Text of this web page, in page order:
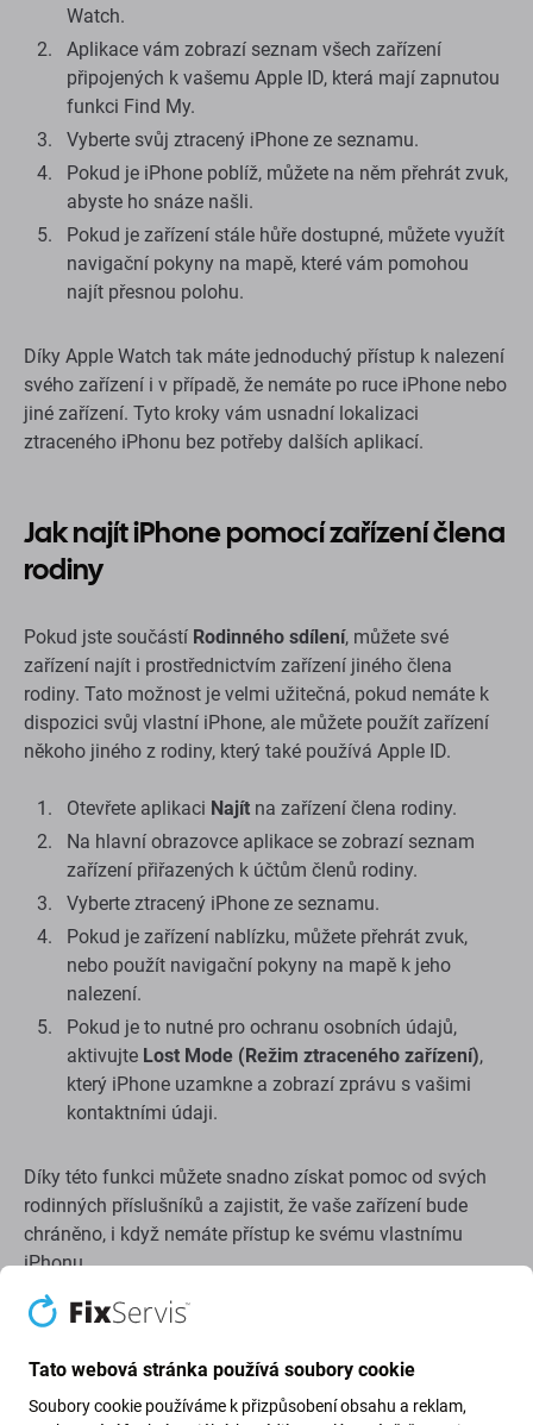
Watch.
Aplikace vám zobrazí seznam všech zařízení
připojených k vašemu Apple ID, která mají zapnutou
funkci Find My.
Vyberte svůj ztracený iPhone ze seznamu.
Pokud je iPhone poblíž, můžete na něm přehrát zvuk,
abyste ho snáze našli.
Pokud je zařízení stále hůře dostupné, můžete využít
navigační pokyny na mapě, které vám pomohou
najít přesnou polohu.
Díky Apple Watch tak máte jednoduchý přístup k nalezení
svého zařízení i v případě, že nemáte po ruce iPhone nebo
jiné zařízení. Tyto kroky vám usnadní lokalizaci
ztraceného iPhonu bez potřeby dalších aplikací.
Jak najít iPhone pomocí zařízení člena
rodiny
Pokud jste součástí Rodinného sdílení, můžete své
zařízení najít i prostřednictvím zařízení jiného člena
rodiny. Tato možnost je velmi užitečná, pokud nemáte k
dispozici svůj vlastní iPhone, ale můžete použít zařízení
někoho jiného z rodiny, který také používá Apple ID.
Otevřete aplikaci Najít na zařízení člena rodiny.
Na hlavní obrazovce aplikace se zobrazí seznam
zařízení přiřazených k účtům členů rodiny.
Vyberte ztracený iPhone ze seznamu.
Pokud je zařízení nablízku, můžete přehrát zvuk,
nebo použít navigační pokyny na mapě k jeho
nalezení.
Pokud je to nutné pro ochranu osobních údajů,
aktivujte Lost Mode (Režim ztraceného zařízení),
který iPhone uzamkne a zobrazí zprávu s vašimi
kontaktními údaji.
Díky této funkci můžete snadno získat pomoc od svých
rodinných příslušníků a zajistit, že vaše zařízení bude
chráněno, i když nemáte přístup ke svému vlastnímu
iPhonu.
Použití funkce: Najít zařízení na stránce
iCloud
Tato webová stránka používá soubory cookie
Soubory cookie používáme k přizpůsobení obsahu a reklam,